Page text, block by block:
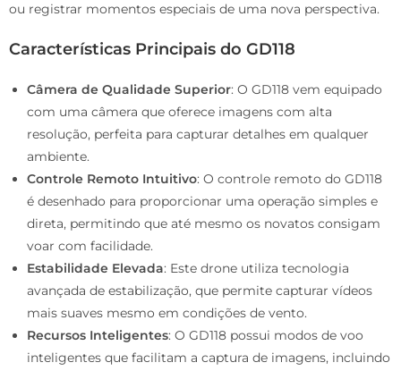
ou registrar momentos especiais de uma nova perspectiva.
Características Principais do GD118
Câmera de Qualidade Superior: O GD118 vem equipado
com uma câmera que oferece imagens com alta
resolução, perfeita para capturar detalhes em qualquer
ambiente.
Controle Remoto Intuitivo: O controle remoto do GD118
é desenhado para proporcionar uma operação simples e
direta, permitindo que até mesmo os novatos consigam
voar com facilidade.
Estabilidade Elevada: Este drone utiliza tecnologia
avançada de estabilização, que permite capturar vídeos
mais suaves mesmo em condições de vento.
Recursos Inteligentes: O GD118 possui modos de voo
inteligentes que facilitam a captura de imagens, incluindo